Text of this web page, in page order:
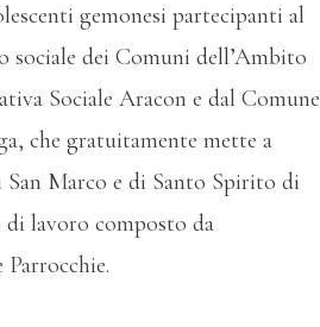
gemonesi partecipanti al
sociale dei Comuni dell’Ambito
Sociale Aracon e dal Comune
che gratuitamente mette a
San Marco e di Santo Spirito di
lavoro composto da